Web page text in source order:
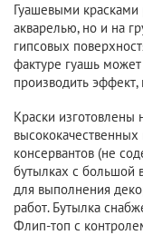
Гуашевыми красками
акварелью, но и на
гипсовых
фактуре гуашь
производить
Краски изготовлены
консервантов (не
бутылках с большой
для выполнения
работ. Бутылка
Флип-топ с